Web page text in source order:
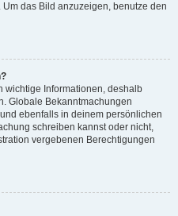
das Bild anzuzeigen, benutze den
wichtige Informationen, deshalb
Globale Bekanntmachungen
ebenfalls in deinem persönlichen
schreiben kannst oder nicht,
vergebenen Berechtigungen